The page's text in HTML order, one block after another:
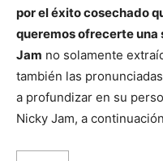
por el éxito cosechado
queremos ofrecerte
Jam no solamente
también las
a profundizar en su
Nicky Jam, a